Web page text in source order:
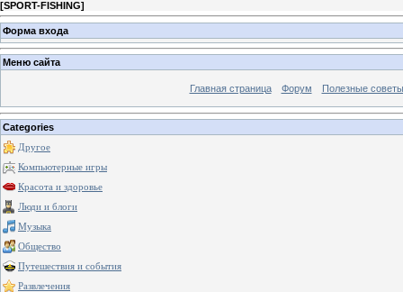
[SPORT-FISHING]
Форма входа
Меню сайта
Главная страница Форум Полезные советы
Categories
Другое
Компьютерные игры
Красота и здоровье
Люди и блоги
Музыка
Общество
Путешествия и события
Развлечения